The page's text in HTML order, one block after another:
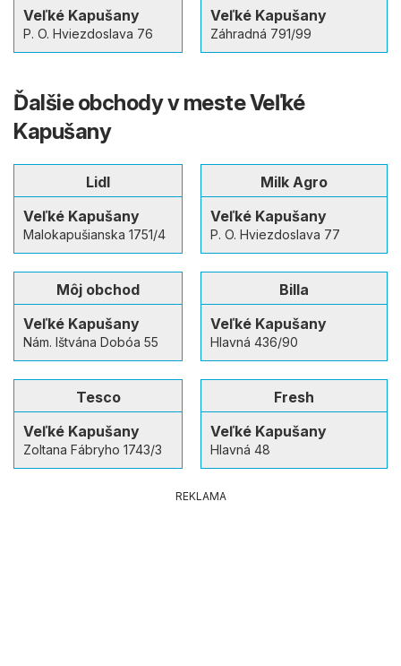
Veľké Kapušany
P. O. Hviezdoslava 76
Veľké Kapušany
Záhradná 791/99
Ďalšie obchody v meste Veľké
Kapušany
Lidl
Veľké Kapušany
Malokapušianska 1751/4
Milk Agro
Veľké Kapušany
P. O. Hviezdoslava 77
Môj obchod
Veľké Kapušany
Nám. Ištvána Dobóa 55
Billa
Veľké Kapušany
Hlavná 436/90
Tesco
Veľké Kapušany
Zoltana Fábryho 1743/3
Fresh
Veľké Kapušany
Hlavná 48
REKLAMA